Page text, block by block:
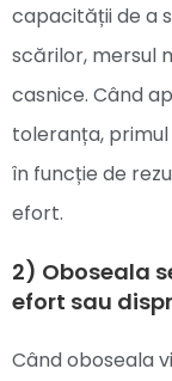
capacității de a
scărilor, mersul
casnice. Când
toleranța,
în funcție de
efort.
2) Oboseala
efort sau
Când oboseala